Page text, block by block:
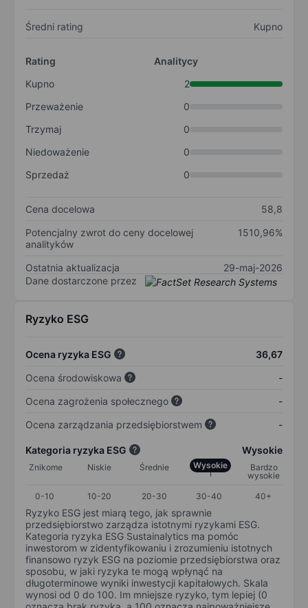
Średni rating Kupno
Rating
Analitycy
Kupno
2
Przeważenie
0
Trzymaj
0
Niedoważenie
0
Sprzedaż
0
Cena docelowa
58,8
Potencjalny zwrot do ceny docelowej
analityków
1510,96%
Ostatnia aktualizacja
29-maj-2026
Dane dostarczone przez
Ryzyko ESG
Ocena ryzyka ESG
36,67
Ocena środowiskowa
-
Ocena zagrożenia społecznego
-
Ocena zarządzania przedsiębiorstwem
-
Kategoria ryzyka ESG Wysokie
Znikome Niskie Średnie Wysokie
Bardzo
wysokie
0-10
10-20 20-30 30-40 40+
Ryzyko ESG jest miarą tego, jak sprawnie
przedsiębiorstwo zarządza istotnymi ryzykami ESG.
Kategoria ryzyka ESG Sustainalytics ma pomóc
inwestorom w zidentyfikowaniu i zrozumieniu istotnych
finansowo ryzyk ESG na poziomie przedsiębiorstwa oraz
sposobu, w jaki ryzyka te mogą wpłynąć na
długoterminowe wyniki inwestycji kapitałowych. Skala
wynosi od 0 do 100. Im mniejsze ryzyko, tym lepiej (0